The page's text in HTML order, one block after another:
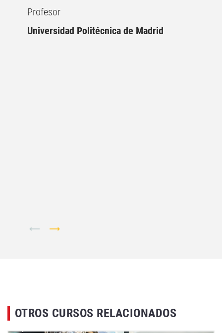
Profesor
Universidad Politécnica de Madrid
OTROS CURSOS RELACIONADOS